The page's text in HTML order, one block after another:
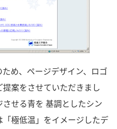
め、ページデザイン、ロゴ
案をさせていただきまし
せる青を 基調としたシン
極低温」をイメージしたデ